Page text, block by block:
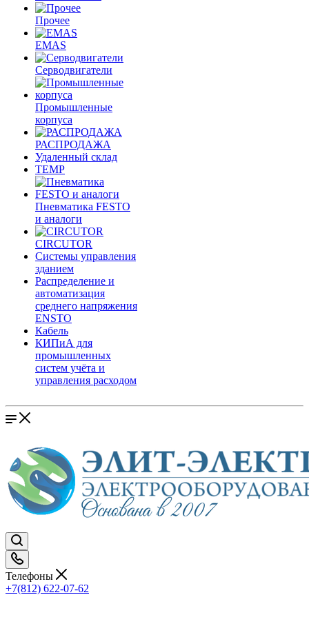
Прочее
EMAS
Cерводвигатели
Промышленные
корпуса
РАСПРОДАЖА
Удаленный склад
TEMP
Пневматика FESTO
и аналоги
CIRCUTOR
Системы управления
зданием
Распределение и
автоматизация
среднего напряжения
ENSTO
Кабель
КИПиА для
промышленных
систем учёта и
управления расходом
Телефоны
+7(812) 622-07-62